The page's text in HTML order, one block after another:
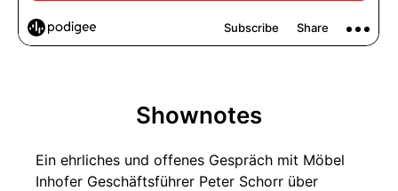
Shownotes
Ein ehrliches und offenes Gespräch mit Möbel
Inhofer Geschäftsführer Peter Schorr über